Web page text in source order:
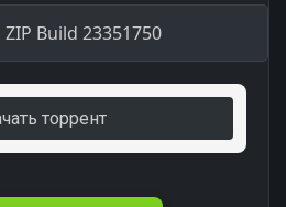
ZIP Build 23351750
торрент